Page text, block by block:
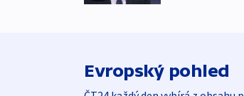
Evropský pohled